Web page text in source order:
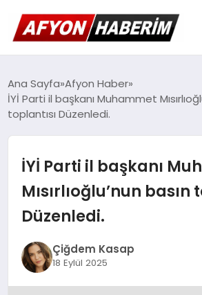
AFYON HABER
GÜNDEM
BELEDIYELER
DÜNYA
Ana Sayfa Afyon Haber
İYİ Parti il başkanı Muhammet
toplantısı Düzenledi.
İYİ Parti il başkanı
Mısırlıoğlu’nun basın
Düzenledi.
Çiğdem Kasap
18 Eylül 2025